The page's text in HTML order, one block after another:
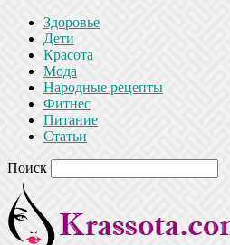
Здоровье
Дети
Красота
Мода
Народные рецепты
Фитнес
Питание
Статьи
Поиск